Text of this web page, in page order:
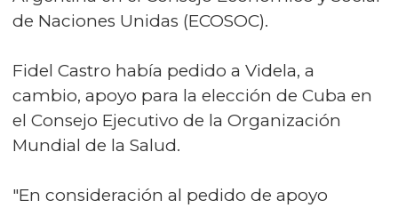
de Naciones Unidas (ECOSOC).
Fidel Castro había pedido a Videla, a
cambio, apoyo para la elección de Cuba en
el Consejo Ejecutivo de la Organización
Mundial de la Salud.
"En consideración al pedido de apoyo